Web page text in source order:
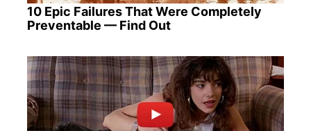
10 Epic Failures That Were Completely
Preventable — Find Out